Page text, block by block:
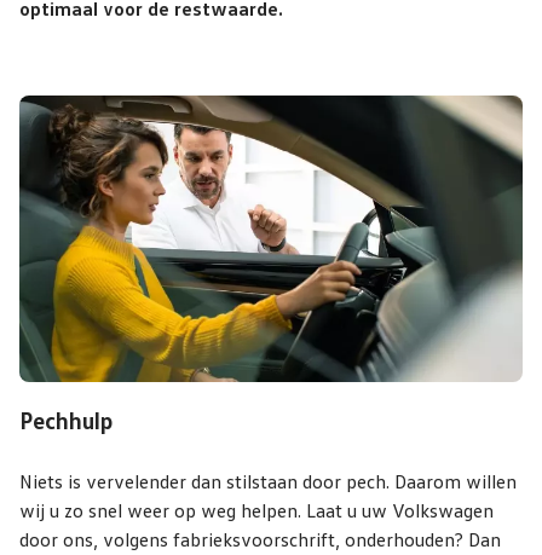
optimaal voor de restwaarde.
Pechhulp
Niets is vervelender dan stilstaan door pech. Daarom willen
wij u zo snel weer op weg helpen. Laat u uw Volkswagen
door ons, volgens fabrieksvoorschrift, onderhouden? Dan